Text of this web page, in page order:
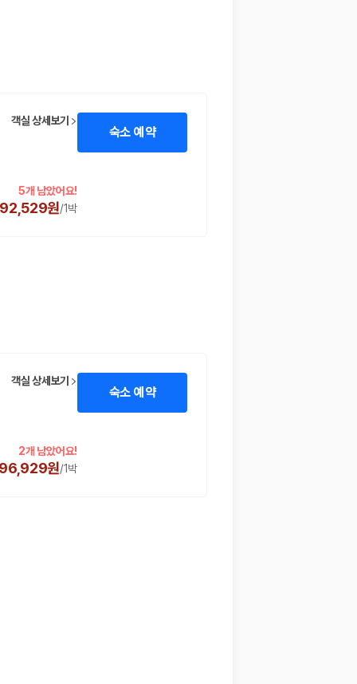
객실 상세보기
5개 남았어요!
원/1박
숙소 예약
객실 상세보기
2개 남았어요!
원/1박
숙소 예약